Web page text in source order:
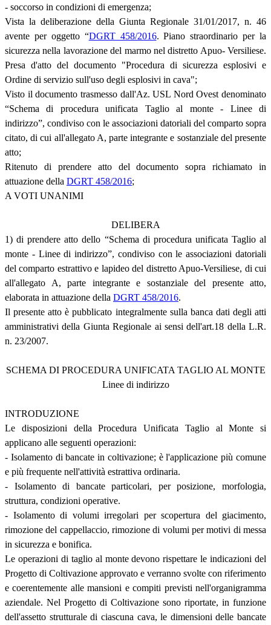
- soccorso in condizioni di emergenza;
Vista la deliberazione della Giunta Regionale 31/01/2017, n. 46
avente per oggetto “DGRT 458/2016. Piano straordinario per la
sicurezza nella lavorazione del marmo nel distretto Apuo- Versiliese.
Presa d'atto del documento "Procedura di sicurezza esplosivi e
Ordine di servizio sull'uso degli esplosivi in cava";
Visto il documento trasmesso dall'Az. USL Nord Ovest denominato
“Schema di procedura unificata Taglio al monte - Linee di
indirizzo”, condiviso con le associazioni datoriali del comparto sopra
citato, di cui all'allegato A, parte integrante e sostanziale del presente
atto;
Ritenuto di prendere atto del documento sopra richiamato in
attuazione della DGRT 458/2016;
A VOTI UNANIMI
DELIBERA
1) di prendere atto dello “Schema di procedura unificata Taglio al
monte - Linee di indirizzo”, condiviso con le associazioni datoriali
del comparto estrattivo e lapideo del distretto Apuo-Versiliese, di cui
all'allegato A, parte integrante e sostanziale del presente atto,
elaborata in attuazione della DGRT 458/2016.
Il presente atto è pubblicato integralmente sulla banca dati degli atti
amministrativi della Giunta Regionale ai sensi dell'art.18 della L.R.
n. 23/2007.
SCHEMA DI PROCEDURA UNIFICATA TAGLIO AL MONTE
Linee di indirizzo
INTRODUZIONE
Le disposizioni della Procedura Unificata Taglio al Monte si
applicano alle seguenti operazioni:
- Isolamento di bancate in coltivazione; è l'applicazione più comune
e più frequente nell'attività estrattiva ordinaria.
- Isolamento di bancate particolari, per posizione, morfologia,
struttura, condizioni operative.
- Isolamento di volumi irregolari per scopertura del giacimento,
rimozione del cappellaccio, rimozione di volumi per motivi di messa
in sicurezza e bonifica.
Le operazioni di taglio al monte devono rispettare le indicazioni del
Progetto di Coltivazione approvato e verranno svolte con riferimento
e coerentemente alle mansioni e compiti previsti nell'organigramma
aziendale. Nel Progetto di Coltivazione sono riportate, in funzione
dell'assetto strutturale di ciascuna cava, le dimensioni delle bancate